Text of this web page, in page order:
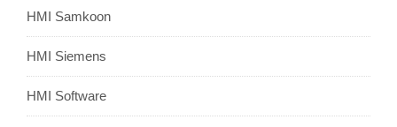
HMI Samkoon
HMI Siemens
HMI Software